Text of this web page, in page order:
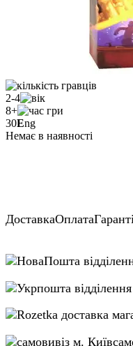
2-4
8+
30Eng
Немає в наявності
ДоставкаОплата